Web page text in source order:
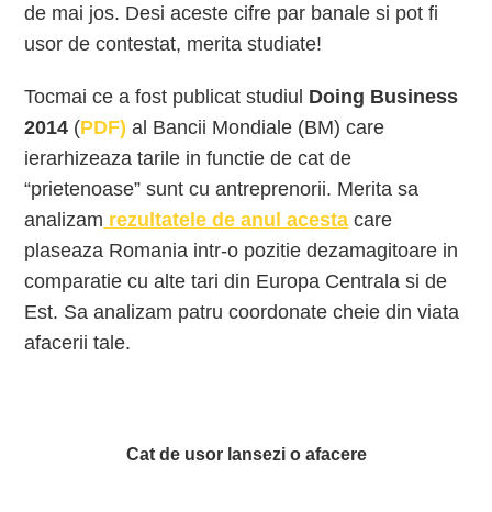
de mai jos. Desi aceste cifre par banale si pot fi
usor de contestat, merita studiate!
Tocmai ce a fost publicat studiul Doing Business
2014 (PDF) al Bancii Mondiale (BM) care
ierarhizeaza tarile in functie de cat de
“prietenoase” sunt cu antreprenorii. Merita sa
analizam rezultatele de anul acesta care
plaseaza Romania intr-o pozitie dezamagitoare in
comparatie cu alte tari din Europa Centrala si de
Est. Sa analizam patru coordonate cheie din viata
afacerii tale.
Cat de usor lansezi o afacere